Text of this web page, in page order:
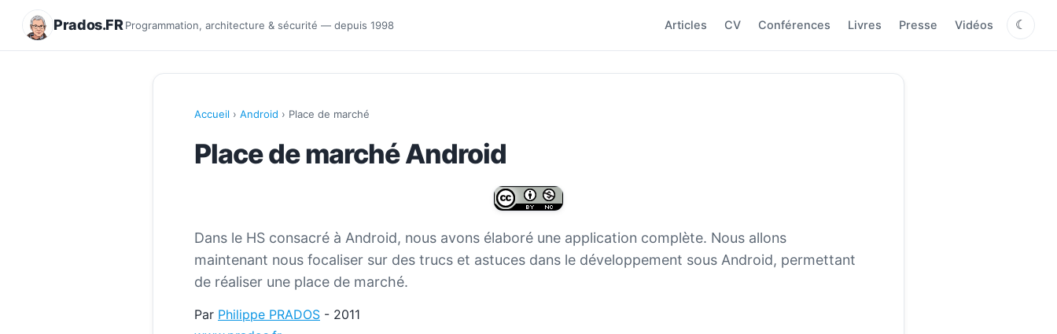
Prados.FR Programmation, architecture & sécurité — depuis 1998 Articles CV Conférences Livres Presse Vidéos ☾
Accueil › Android › Place de marché
Place de marché Android
Dans le HS consacré à Android, nous avons élaboré une application complète. Nous allons
maintenant nous focaliser sur des trucs et astuces dans le développement sous Android, permettant
de réaliser une place de marché.
Par Philippe PRADOS - 2011